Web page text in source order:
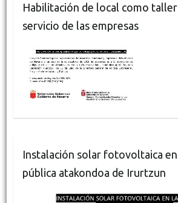
Habilitación de local como
servicio de las empresas
Instalación solar fotovoltaica en
pública atakondoa de Irurtzun